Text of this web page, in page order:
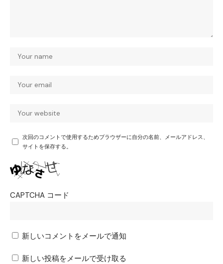
次回のコメントで使用するためブラウザーに自分の名前、メールアドレス、
サイトを保存する。
CAPTCHA コード
新しいコメントをメールで通知
新しい投稿をメールで受け取る